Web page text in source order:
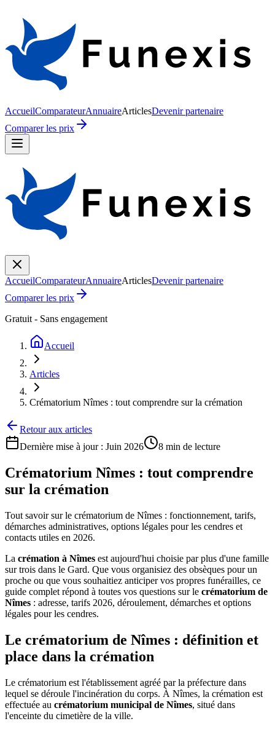
AccueilComparateurAnnuaireArticlesDevenir partenaire
Comparer les prix
AccueilComparateurAnnuaireArticlesDevenir partenaire
Comparer les prix
Gratuit - Sans engagement
Accueil
Articles
Crématorium Nîmes : tout comprendre sur la crémation
Retour aux articles
Dernière mise à jour : Juin 2026 8 min de lecture
Crématorium Nîmes : tout comprendre
sur la crémation
Tout savoir sur le crématorium de Nîmes : fonctionnement, tarifs,
démarches administratives, options légales pour les cendres et
contacts utiles en 2026.
La crémation à Nîmes est aujourd'hui choisie par plus d'une famille
sur trois dans le Gard. Que vous organisiez des obsèques pour un
proche ou que vous souhaitiez anticiper vos propres funérailles, ce
guide complet répond à toutes vos questions sur le crématorium de
Nîmes : adresse, tarifs 2026, déroulement, démarches et options
légales pour les cendres.
Le crématorium de Nîmes : définition et
place dans la crémation
Le crématorium est l'établissement agréé par la préfecture dans
lequel se déroule l'incinération du corps. À Nîmes, la crémation est
effectuée au crématorium municipal de Nîmes, situé dans
l'enceinte du cimetière de la ville.